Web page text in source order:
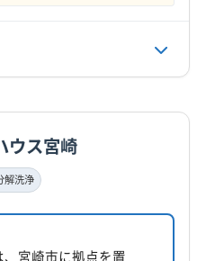
ウス宮崎
解洗浄
宮崎市に拠点を置